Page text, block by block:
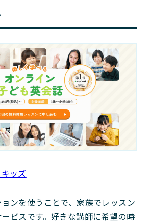
ッズ
ンを使うことで、家族でレッスン
ビスです。好きな講師に希望の時